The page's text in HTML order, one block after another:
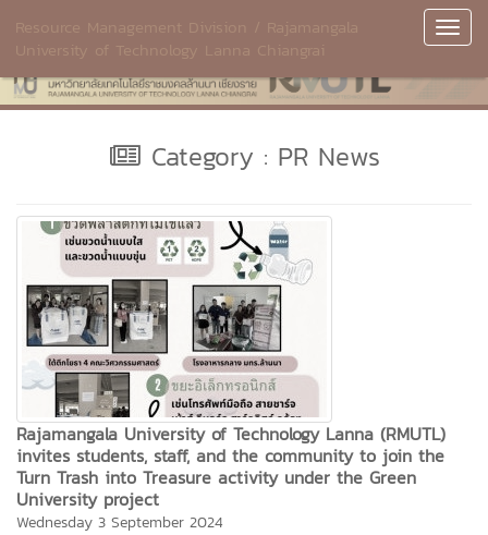
Resource Management Division / Rajamangala
University of Technology Lanna Chiangrai
Category : PR News
Rajamangala University of Technology Lanna (RMUTL)
invites students, staff, and the community to join the
Turn Trash into Treasure activity under the Green
University project
Wednesday 3 September 2024